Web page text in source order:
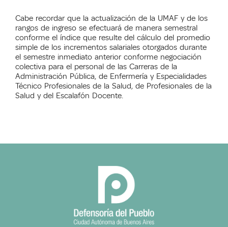
Cabe recordar que la actualización de la UMAF y de los
rangos de ingreso se efectuará de manera semestral
conforme el índice que resulte del cálculo del promedio
simple de los incrementos salariales otorgados durante
el semestre inmediato anterior conforme negociación
colectiva para el personal de las Carreras de la
Administración Pública, de Enfermería y Especialidades
Técnico Profesionales de la Salud, de Profesionales de la
Salud y del Escalafón Docente.